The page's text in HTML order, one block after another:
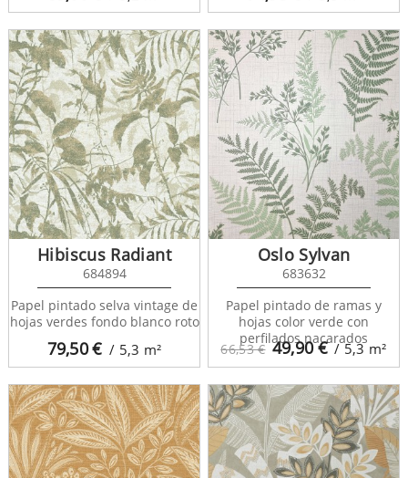
79,50€ / 5,3 m²
Hibiscus Radiant
684894
Papel pintado selva vintage de
hojas verdes fondo blanco roto
66,53 € 49,90€ / 5,3m²
Oslo Sylvan
683632
Papel pintado de ramas y
hojas color verde con
perfilados nacarados